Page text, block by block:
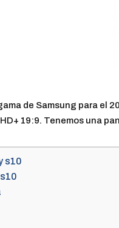
de Samsung para el
19:9. Tenemos una
s10